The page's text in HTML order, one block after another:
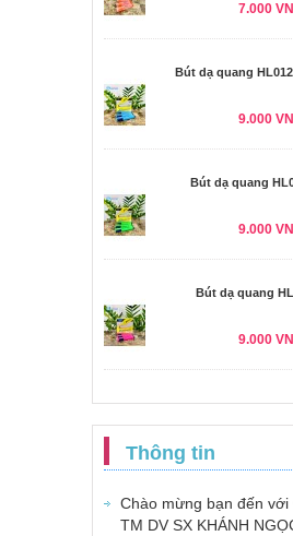
7.000
Bút dạ quang
9.000
Bút dạ quang
9.000
Bút dạ quang
9.000
Thông tin
Chào mừng bạn đến với
TM DV SX KHÁNH